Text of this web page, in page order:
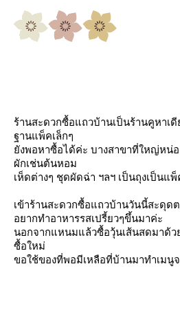
ร้านสะดวกซื้อแถวบ้านเป็นร้านคูหาเ
ฐานแพ็คเล็กๆ
งพอหาซื้อได้ค่ะ บางสาขาที่ใหญ่หน่
ผักเช่นต้นหอม
เห็ดต่างๆ ชุดผัดฉ่า ฯลฯ เป็นถุงเป็น
เข้าร้านสะดวกซื้อแถวบ้านวันนี้สะดุ
อยากทำอาหารรสเปรี้ยวๆขึ้นมาค่ะ
นอกจากแหนมแล้วซื้อวุ้นเส้นสดมาด้ว
ซื้อใหม่
ขอใช้ของที่พอมีเหลือที่บ้านมาทำเมนู